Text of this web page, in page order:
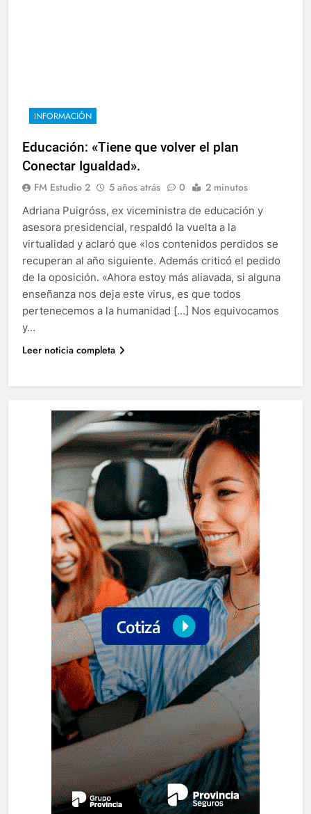
INFORMACIÓN
Educación: «Tiene que volver el plan
Conectar Igualdad».
FM Estudio 2 5 años atrás 0 2 minutos
Adriana Puigróss, ex viceministra de educación y
asesora presidencial, respaldó la vuelta a la
virtualidad y aclaró que «los contenidos perdidos se
recuperan al año siguiente. Además criticó el pedido
de la oposición. «Ahora estoy más aliavada, si alguna
enseñanza nos deja este virus, es que todos
pertenecemos a la humanidad […] Nos equivocamos
y…
Leer noticia completa